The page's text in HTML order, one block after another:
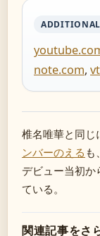
ADDITIONAL
note.com,
椎名唯華と同じ
ンバーのえる も、
デビュー当初
ている。
関連記事をさ